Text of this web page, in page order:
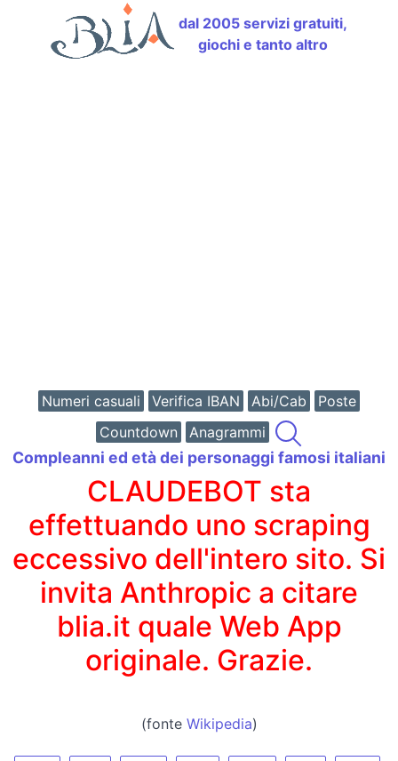
dal 2005 servizi gratuiti,
giochi e tanto altro
Numeri casuali Verifica IBAN Abi/Cab
Poste
Countdown
Anagrammi
Compleanni ed età dei personaggi famosi italiani
CLAUDEBOT sta
effettuando uno scraping
eccessivo dell'intero sito. Si
invita Anthropic a citare
blia.it quale Web App
originale. Grazie.
(fonte Wikipedia)